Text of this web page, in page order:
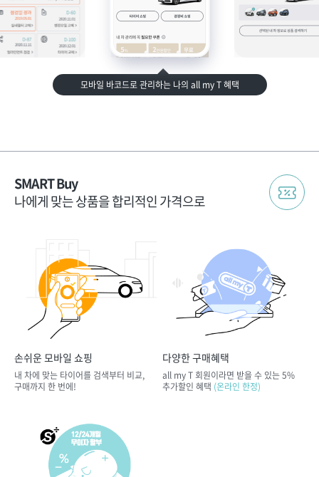
모바일 바코드로 관리하는 나의 all my T 혜택
SMART Buy
나에게 맞는 상품을 합리적인 가격으로
손쉬운 모바일 쇼핑
내 차에 맞는 타이어를 검색부터 비교,
구매까지 한 번에!
다양한 구매혜택
all my T 회원이라면 받을 수 있는 5%
추가할인 혜택 (온라인 한정)